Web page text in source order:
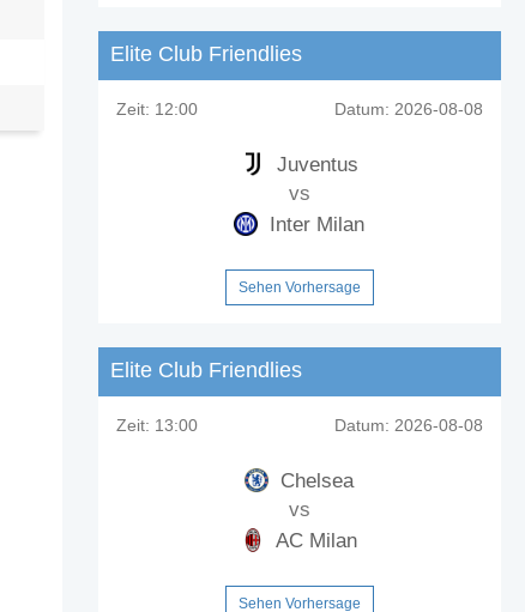
Elite Club Friendlies
Zeit: 12:00 Datum: 2026-08-08
Juventus
vs
Inter Milan
Sehen Vorhersage
Elite Club Friendlies
Zeit: 13:00 Datum: 2026-08-08
Chelsea
vs
AC Milan
Sehen Vorhersage